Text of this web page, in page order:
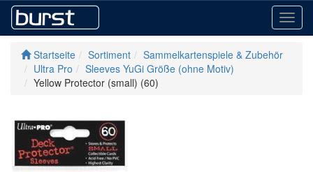
Startseite
Sortiment
Sammelkartenspiele & Zubehör
Ultra Pro
Sleeves YuGi Größe (ohne Motiv)
Yellow Protector (small) (60)